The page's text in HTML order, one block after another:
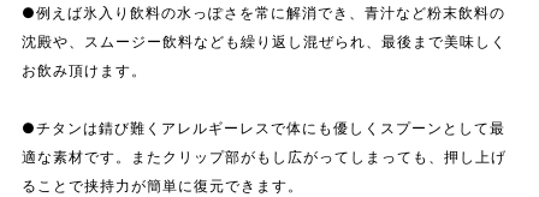
●例えば氷入り飲料の水っぽさを常に解消でき、青汁など粉末飲料の
沈殿や、スムージー飲料なども繰り返し混ぜられ、最後まで美味しく
お飲み頂けます。
●チタンは錆び難くアレルギーレスで体にも優しくスプーンとして最
適な素材です。またクリップ部がもし広がってしまっても、押し上げ
ることで挟持力が簡単に復元できます。